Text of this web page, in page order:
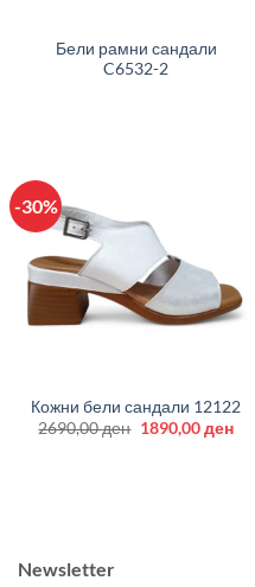
Бели рамни сандали
C6532-2
-30%
Кожни бели сандали 12122
2690,00ден Original
1890,00ден
Newsletter